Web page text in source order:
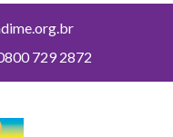
729 2872